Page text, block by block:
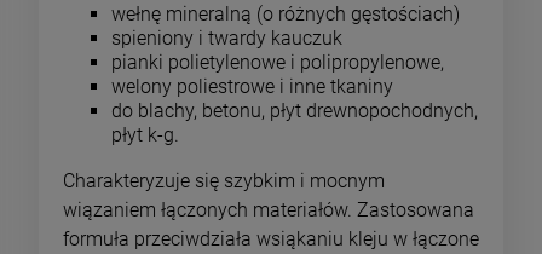
wełnę mineralną (o różnych gęstościach)
spieniony i twardy kauczuk
pianki polietylenowe i polipropylenowe,
welony poliestrowe i inne tkaniny
do blachy, betonu, płyt drewnopochodnych,
płyt k-g.
Charakteryzuje się szybkim i mocnym
wiązaniem łączonych materiałów. Zastosowana
formuła przeciwdziała wsiąkaniu kleju w łączone